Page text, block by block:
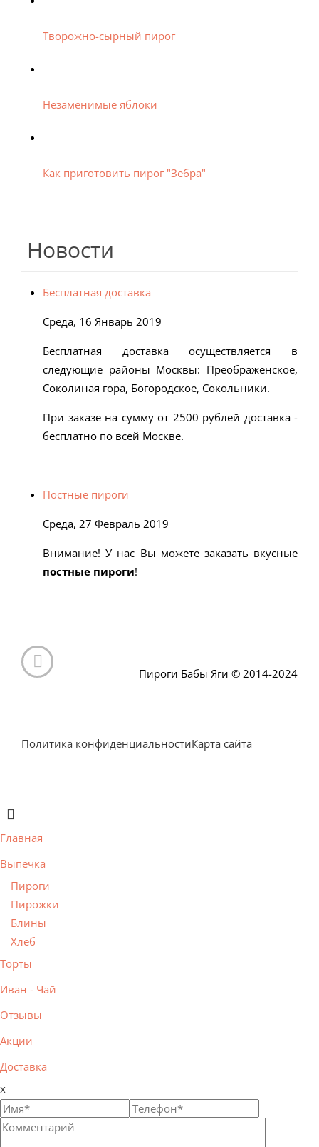
Творожно-сырный пирог
Незаменимые яблоки
Как приготовить пирог "Зебра"
Новости
Бесплатная доставка
Среда, 16 Январь 2019
Бесплатная доставка осуществляется в
следующие районы Москвы: Преображенское,
Соколиная гора, Богородское, Сокольники.
При заказе на сумму от 2500 рублей доставка -
бесплатно по всей Москве.
Постные пироги
Среда, 27 Февраль 2019
Внимание! У нас Вы можете заказать вкусные
постные пироги!
Пироги Бабы Яги © 2014-2024
Политика конфиденциальностиКарта сайта
Главная
Выпечка
Пироги
Пирожки
Блины
Хлеб
Торты
Иван - Чай
Отзывы
Акции
Доставка
x